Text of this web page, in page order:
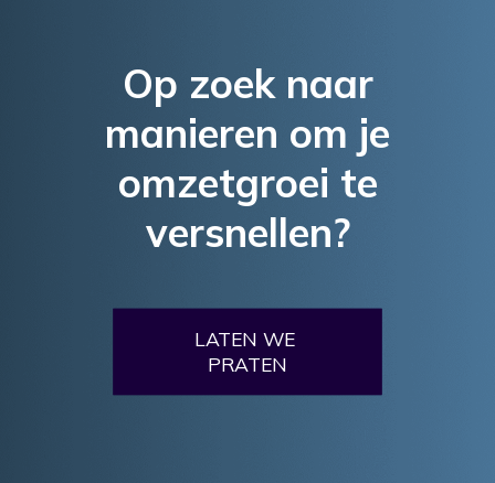
Op zoek naar
manieren om je
omzetgroei te
versnellen?
LATEN WE
PRATEN